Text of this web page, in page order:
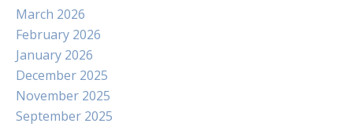
March 2026
February 2026
January 2026
December 2025
November 2025
September 2025